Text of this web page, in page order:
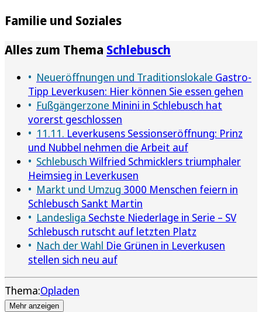
Familie und Soziales
Alles zum Thema Schlebusch
Neueröffnungen und Traditionslokale Gastro-
Tipp Leverkusen: Hier können Sie essen gehen
Fußgängerzone Minini in Schlebusch hat
vorerst geschlossen
11.11. Leverkusens Sessionseröffnung: Prinz
und Nubbel nehmen die Arbeit auf
Schlebusch Wilfried Schmicklers triumphaler
Heimsieg in Leverkusen
Markt und Umzug 3000 Menschen feiern in
Schlebusch Sankt Martin
Landesliga Sechste Niederlage in Serie – SV
Schlebusch rutscht auf letzten Platz
Nach der Wahl Die Grünen in Leverkusen
stellen sich neu auf
Thema:Opladen
Mehr anzeigen